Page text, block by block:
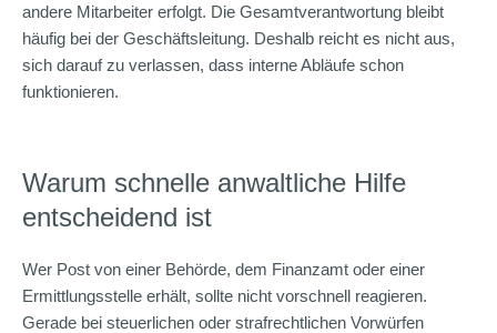
andere Mitarbeiter erfolgt. Die Gesamtverantwortung bleibt
häufig bei der Geschäftsleitung. Deshalb reicht es nicht aus,
sich darauf zu verlassen, dass interne Abläufe schon
funktionieren.
Warum schnelle anwaltliche Hilfe
entscheidend ist
Wer Post von einer Behörde, dem Finanzamt oder einer
Ermittlungsstelle erhält, sollte nicht vorschnell reagieren.
Gerade bei steuerlichen oder strafrechtlichen Vorwürfen